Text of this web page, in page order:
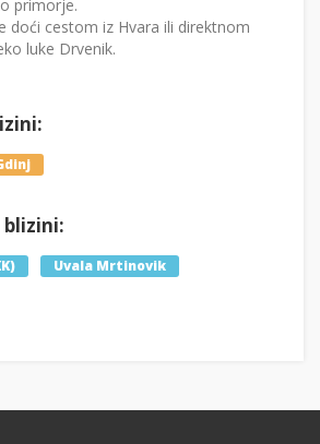
primorje.
doći cestom iz Hvara ili direktnom
luke Drvenik.
blizini:
Uvala Mrtinovik